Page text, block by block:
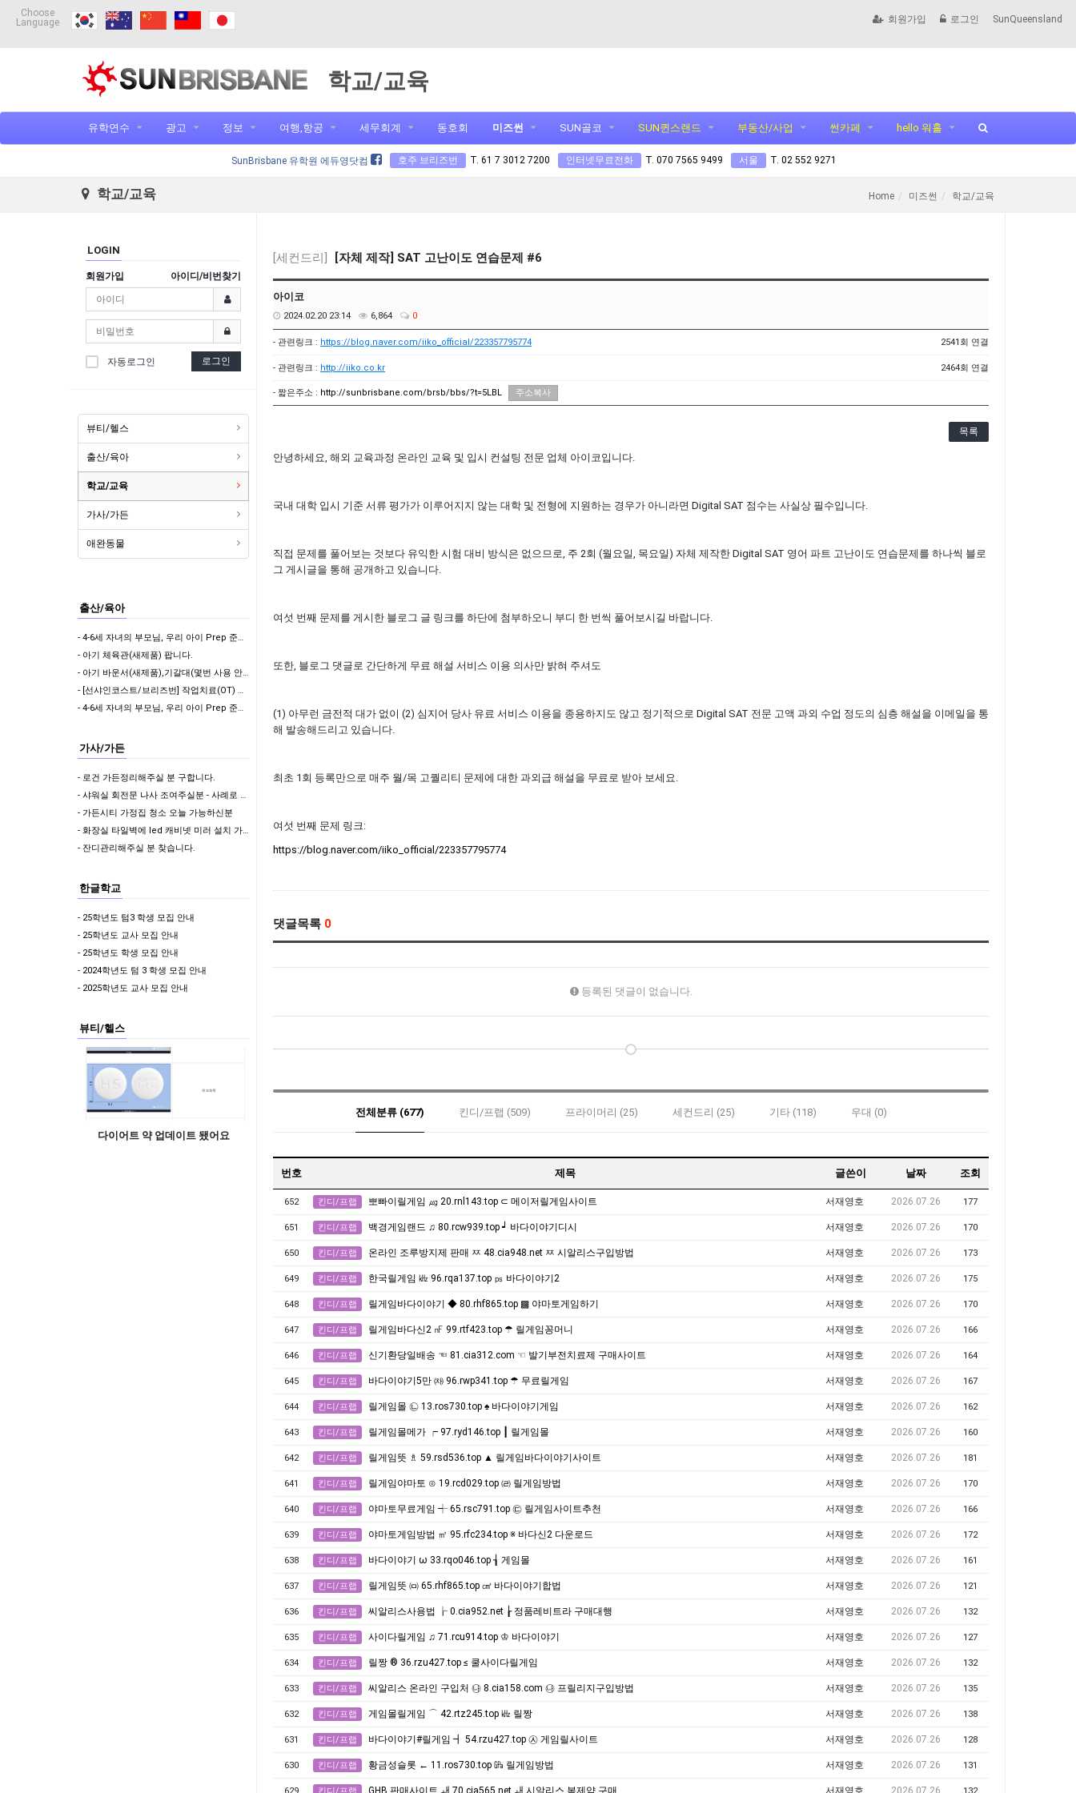
Choose
Language
회원가입 로그인 SunQueensland
학교/교육
유학연수 광고 정보 여행,항공 세무회계 동호회 미즈썬 SUN골코 SUN퀸스랜드 부동산/사업 썬카페 hello 워홀
SunBrisbane 유학원 에듀영닷컴 호주 브리즈번 T. 61 7 3012 7200 인터넷무료전화 T. 070 7565 9499 서울 T. 02 552 9271
학교/교육 Home 미즈썬 학교/교육
LOGIN
회원가입 아이디/비번찾기
자동로그인 로그인
뷰티/헬스
출산/육아
학교/교육
가사/가든
애완동물
출산/육아
- 4-6세 자녀의 부모님, 우리 아이 Prep 준비 되었나요? 자리가 몇게 남지 않았습니다.
- 아기 체육관(새제품) 팝니다.
- 아기 바운서(새제품),기갈대(몇번 사용 안힘)팝니다.
- [선샤인코스트/브리즈번] 작업치료(OT) 기반 세심한 일상생활 지원 & 아이 돌봄 (자차 …
- 4-6세 자녀의 부모님, 우리 아이 Prep 준비 되었나요?
가사/가든
- 로건 가든정리해주실 분 구합니다.
- 샤워실 회전문 나사 조여주실분 - 사례로 50불 드려요 (위치: 사뱅)
- 가든시티 가정집 청소 오늘 가능하신분
- 화장실 타일벽에 led 캐비넷 미러 설치 가능하신분?
- 잔디관리해주실 분 찾습니다.
한글학교
- 25학년도 텀3 학생 모집 안내
- 25학년도 교사 모집 안내
- 25학년도 학생 모집 안내
- 2024학년도 텀 3 학생 모집 안내
- 2025학년도 교사 모집 안내
뷰티/헬스
다이어트 약 업데이트 됐어요
[세컨드리] [자체 제작] SAT 고난이도 연습문제 #6
아이코
2024.02.20 23:14 6,864 0
- 관련링크 : https://blog.naver.com/iiko_official/223357795774 2541회 연결
- 관련링크 : http://iiko.co.kr 2464회 연결
- 짧은주소 : http://sunbrisbane.com/brsb/bbs/?t=5LBL 주소복사
목록
안녕하세요, 해외 교육과정 온라인 교육 및 입시 컨설팅 전문 업체 아이코입니다.
국내 대학 입시 기준 서류 평가가 이루어지지 않는 대학 및 전형에 지원하는 경우가 아니라면 Digital SAT 점수는 사실상 필수입니다.
직접 문제를 풀어보는 것보다 유익한 시험 대비 방식은 없으므로, 주 2회 (월요일, 목요일) 자체 제작한 Digital SAT 영어 파트 고난이도 연습문제를 하나씩 블로
그 게시글을 통해 공개하고 있습니다.
여섯 번째 문제를 게시한 블로그 글 링크를 하단에 첨부하오니 부디 한 번씩 풀어보시길 바랍니다.
또한, 블로그 댓글로 간단하게 무료 해설 서비스 이용 의사만 밝혀 주셔도
(1) 아무런 금전적 대가 없이 (2) 심지어 당사 유료 서비스 이용을 종용하지도 않고 정기적으로 Digital SAT 전문 고액 과외 수업 정도의 심층 해설을 이메일을 통
해 발송해드리고 있습니다.
최초 1회 등록만으로 매주 월/목 고퀄리티 문제에 대한 과외급 해설을 무료로 받아 보세요.
여섯 번째 문제 링크:
https://blog.naver.com/iiko_official/223357795774
댓글목록 0
등록된 댓글이 없습니다.
전체분류 (677) 킨디/프랩 (509) 프라이머리 (25) 세컨드리 (25) 기타 (118) 우대 (0)
번호 제목 글쓴이 날짜 조회
652 킨디/프랩 뽀빠이릴게임 ㎍ 20.rnl143.top ⊂ 메이저릴게임사이트 서재영호 2026.07.26 177
651 킨디/프랩 백경게임랜드 ♫ 80.rcw939.top ┙ 바다이야기디시 서재영호 2026.07.26 170
650 킨디/프랩 온라인 조루방지제 판매 ㅉ 48.cia948.net ㅉ 시알리스구입방법 서재영호 2026.07.26 173
649 킨디/프랩 한국릴게임 ㎑ 96.rqa137.top ㎰ 바다이야기2 서재영호 2026.07.26 175
648 킨디/프랩 릴게임바다이야기 ◆ 80.rhf865.top ▩ 야마토게임하기 서재영호 2026.07.26 170
647 킨디/프랩 릴게임바다신2 ㎋ 99.rtf423.top ☂ 릴게임꽁머니 서재영호 2026.07.26 166
646 킨디/프랩 신기환당일배송 ☜ 81.cia312.com ☜ 발기부전치료제 구매사이트 서재영호 2026.07.26 164
645 킨디/프랩 바다이야기5만 ㈗ 96.rwp341.top ☂ 무료릴게임 서재영호 2026.07.26 167
644 킨디/프랩 릴게임몰 ㉡ 13.ros730.top ♠ 바다이야기게임 서재영호 2026.07.26 162
643 킨디/프랩 릴게임몰메가 ┍ 97.ryd146.top ┃ 릴게임몰 서재영호 2026.07.26 160
642 킨디/프랩 릴게임뜻 ♗ 59.rsd536.top ▲ 릴게임바다이야기사이트 서재영호 2026.07.26 181
641 킨디/프랩 릴게임야마토 ⊙ 19.rcd029.top ㈃ 릴게임방법 서재영호 2026.07.26 170
640 킨디/프랩 야마토무료게임 ┽ 65.rsc791.top ㉢ 릴게임사이트추천 서재영호 2026.07.26 166
639 킨디/프랩 야마토게임방법 ㎡ 95.rfc234.top ※ 바다신2 다운로드 서재영호 2026.07.26 172
638 킨디/프랩 바다이야기 ω 33.rqo046.top ┧ 게임몰 서재영호 2026.07.26 161
637 킨디/프랩 릴게임뜻 ㈄ 65.rhf865.top ㎤ 바다이야기합법 서재영호 2026.07.26 121
636 킨디/프랩 씨알리스사용법 ┟ 0.cia952.net ┟ 정품레비트라 구매대행 서재영호 2026.07.26 132
635 킨디/프랩 사이다릴게임 ♫ 71.rcu914.top ♔ 바다이야기 서재영호 2026.07.26 127
634 킨디/프랩 릴짱 ® 36.rzu427.top ≤ 쿨사이다릴게임 서재영호 2026.07.26 132
633 킨디/프랩 씨알리스 온라인 구입처 ㉯ 8.cia158.com ㉯ 프릴리지구입방법 서재영호 2026.07.26 135
632 킨디/프랩 게임몰릴게임 ⌒ 42.rtz245.top ㎑ 릴짱 서재영호 2026.07.26 138
631 킨디/프랩 바다이야기#릴게임 ┫ 54.rzu427.top ㉦ 게임릴사이트 서재영호 2026.07.26 128
630 킨디/프랩 황금성슬롯 ← 11.ros730.top ㎬ 릴게임방법 서재영호 2026.07.26 131
GHB 판매사이트 ㅙ 70.cia565.net ㅙ 시알리스 복제약 구매 서재영호 2026.07.26